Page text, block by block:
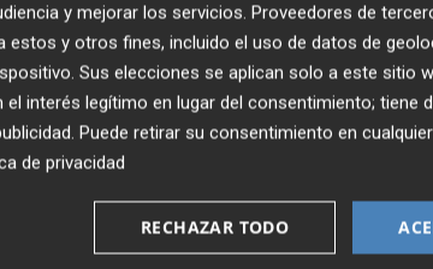
jugará en Miami, en Estados Unidos.
de LaLiga EA Sports, entre el Barça y el
de Madrid. Pero la justicia, con el rechazo de
lo impidió en ambas ocasiones, y con
y mejorar los servicios. Proveedores de
estos y otros fines, incluido el uso de datos de
Sus elecciones se aplican solo a este sitio
interés legítimo en lugar del consentimiento; tiene
. Puede retirar su consentimiento en
de privacidad
RECHAZAR TODO